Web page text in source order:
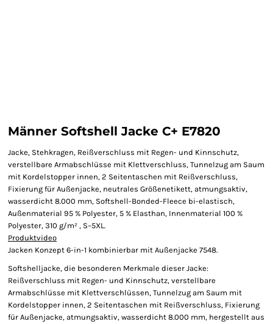
Männer Softshell Jacke C+ E7820
Jacke, Stehkragen, Reißverschluss mit Regen- und Kinnschutz,
verstellbare Armabschlüsse mit Klettverschluss, Tunnelzug am Saum
mit Kordelstopper innen, 2 Seitentaschen mit Reißverschluss,
Fixierung für Außenjacke, neutrales Größenetikett, atmungsaktiv,
wasserdicht 8.000 mm, Softshell-Bonded-Fleece bi-elastisch,
Außenmaterial 95 % Polyester, 5 % Elasthan, Innenmaterial 100 %
Polyester, 310 g/m² , S–5XL.
Produktvideo
Jacken Konzept 6-in-1 kombinierbar mit Außenjacke 7548.
Softshelljacke, die besonderen Merkmale dieser Jacke:
Reißverschluss mit Regen- und Kinnschutz, verstellbare
Armabschlüsse mit Klettverschlüssen, Tunnelzug am Saum mit
Kordelstopper innen, 2 Seitentaschen mit Reißverschluss, Fixierung
für Außenjacke, atmungsaktiv, wasserdicht 8.000 mm, hergestellt aus